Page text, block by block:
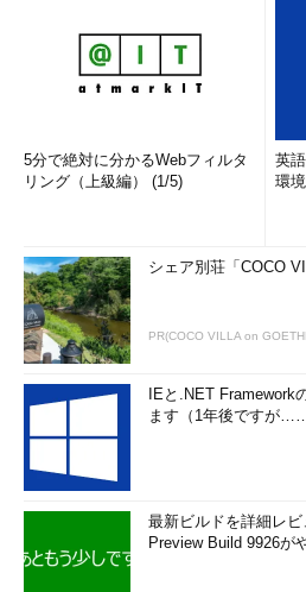
5分で絶対に分かるWebフィルタ
リング（上級編） (1/5)
英
環
シェア別荘「COCO
PR(COCO VILLA on
IEと.NET Framework
ます（1年後ですが……
最新ビルドを詳細レ
Preview Build 9926が